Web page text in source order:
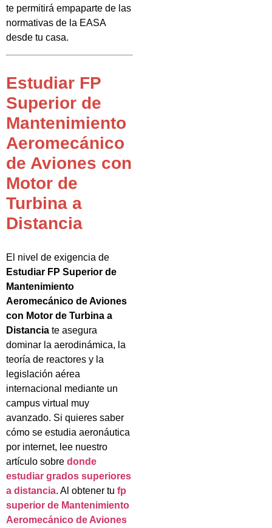
te permitirá empaparte de las
normativas de la EASA
desde tu casa.
Estudiar FP
Superior de
Mantenimiento
Aeromecánico
de Aviones con
Motor de
Turbina a
Distancia
El nivel de exigencia de
Estudiar FP Superior de
Mantenimiento
Aeromecánico de Aviones
con Motor de Turbina a
Distancia te asegura
dominar la aerodinámica, la
teoría de reactores y la
legislación aérea
internacional mediante un
campus virtual muy
avanzado. Si quieres saber
cómo se estudia aeronáutica
por internet, lee nuestro
artículo sobre donde
estudiar grados superiores
a distancia. Al obtener tu fp
superior de Mantenimiento
Aeromecánico de Aviones